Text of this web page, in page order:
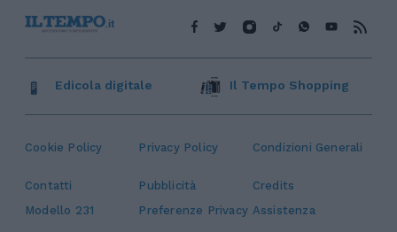
Cookie Policy Privacy Policy Condizioni Generali
Contatti Pubblicità
Credits
Modello 231
Preferenze Privacy Assistenza
Edicola digitale Il Tempo Shopping